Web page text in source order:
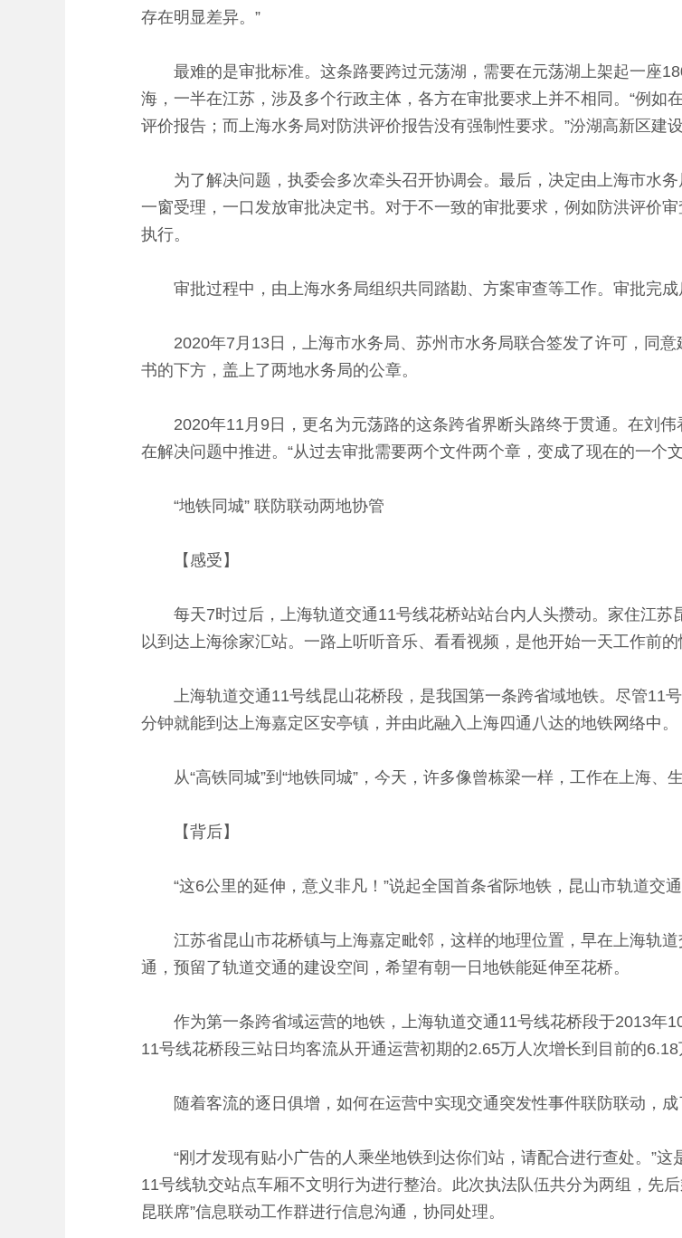
存在明显差异。”
最难的是审批标准。这条路要跨过元荡湖，需要在元荡湖上架起一座
海，一半在江苏，涉及多个行政主体，各方在审批要求上并不相同。“例如
评价报告；而上海水务局对防洪评价报告没有强制性要求。”汾湖高新区建
为了解决问题，执委会多次牵头召开协调会。最后，决定由上海市水务
一窗受理，一口发放审批决定书。对于不一致的审批要求，例如防洪评价
执行。
审批过程中，由上海水务局组织共同踏勘、方案审查等工作。审批完成
2020年7月13日，上海市水务局、苏州市水务局联合签发了许可，同
书的下方，盖上了两地水务局的公章。
2020年11月9日，更名为元荡路的这条跨省界断头路终于贯通。在刘伟
在解决问题中推进。“从过去审批需要两个文件两个章，变成了现在的一个
“地铁同城” 联防联动两地协管
【感受】
每天7时过后，上海轨道交通11号线花桥站站台内人头攒动。家住江苏
以到达上海徐家汇站。一路上听听音乐、看看视频，是他开始一天工作前的
上海轨道交通11号线昆山花桥段，是我国第一条跨省域地铁。尽管11
分钟就能到达上海嘉定区安亭镇，并由此融入上海四通八达的地铁网络中。
从“高铁同城”到“地铁同城”，今天，许多像曾栋梁一样，工作在上海、
【背后】
“这6公里的延伸，意义非凡！”说起全国首条省际地铁，昆山市轨道交通
江苏省昆山市花桥镇与上海嘉定毗邻，这样的地理位置，早在上海轨道
通，预留了轨道交通的建设空间，希望有朝一日地铁能延伸至花桥。
作为第一条跨省域运营的地铁，上海轨道交通11号线花桥段于2013年
11号线花桥段三站日均客流从开通运营初期的2.65万人次增长到目前的6.18
随着客流的逐日俱增，如何在运营中实现交通突发性事件联防联动，成
“刚才发现有贴小广告的人乘坐地铁到达你们站，请配合进行查处。”这
11号线轨交站点车厢不文明行为进行整治。此次执法队伍共分为两组，先
昆联席”信息联动工作群进行信息沟通，协同处理。